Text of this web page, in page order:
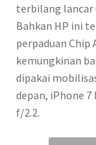
terbilang lancar
Bahkan HP ini
perpaduan Chip
kemungkinan
dipakai
depan, iPhone 7
f/2.2.